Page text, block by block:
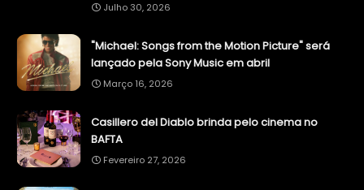
Julho 30, 2026
"Michael: Songs from the Motion Picture" será
lançado pela Sony Music em abril
Março 16, 2026
Casillero del Diablo brinda pelo cinema no
BAFTA
Fevereiro 27, 2026